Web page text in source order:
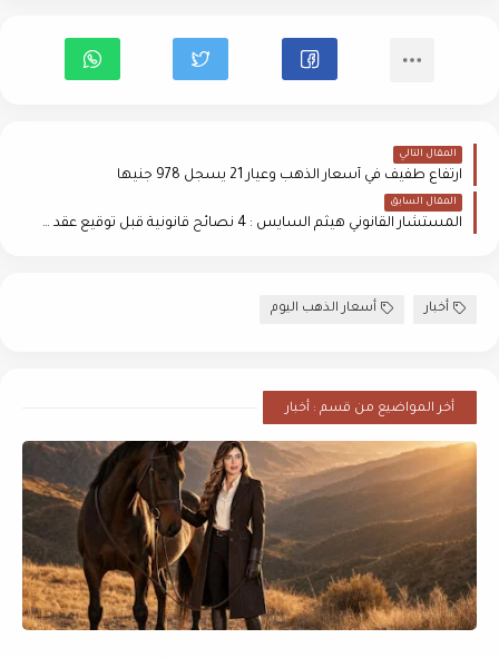
المقال التالي
ارتفاع طفيف في أسعار الذهب وعيار 21 يسجل 978 جنيها
المقال السابق
المستشار القانوني هيثم السايس : 4 نصائح قانونية قبل توقيع عقد شراء العقار
أخبار أسعار الذهب اليوم
أخر المواضيع من قسم : أخبار